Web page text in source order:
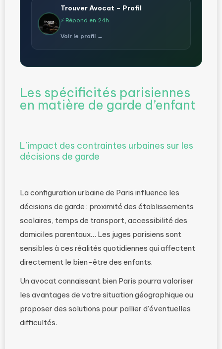
Trouver Avocat – Profil
⚡ Répond en 24h
Voir le profil →
Les spécificités parisiennes
en matière de garde d’enfant
L’impact des contraintes urbaines sur les
décisions de garde
La configuration urbaine de Paris influence les
décisions de garde : proximité des établissements
scolaires, temps de transport, accessibilité des
domiciles parentaux… Les juges parisiens sont
sensibles à ces réalités quotidiennes qui affectent
directement le bien-être des enfants.
Un avocat connaissant bien Paris pourra valoriser
les avantages de votre situation géographique ou
proposer des solutions pour pallier d’éventuelles
difficultés.